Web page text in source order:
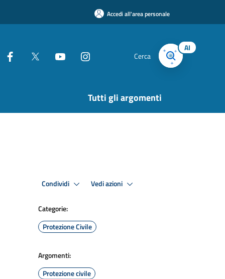
Accedi all'area personale
Cerca
AI
Tutti gli argomenti
Condividi Vedi azioni
Categorie:
Protezione Civile
Argomenti:
Protezione civile